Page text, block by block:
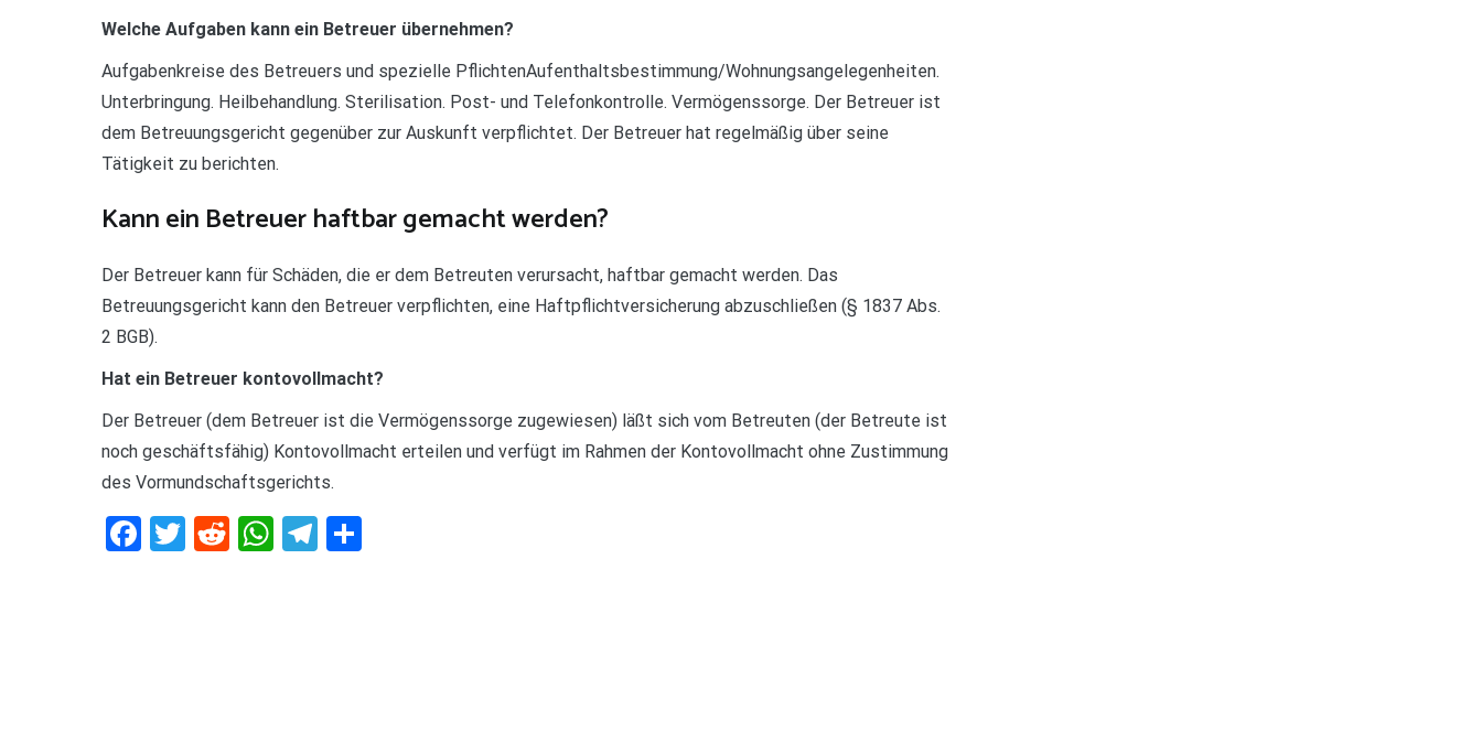
Welche Aufgaben kann ein Betreuer übernehmen?
Aufgabenkreise des Betreuers und spezielle PflichtenAufenthaltsbestimmung/Wohnungsangelegenheiten.
Unterbringung. Heilbehandlung. Sterilisation. Post- und Telefonkontrolle. Vermögenssorge. Der Betreuer ist
dem Betreuungsgericht gegenüber zur Auskunft verpflichtet. Der Betreuer hat regelmäßig über seine
Tätigkeit zu berichten.
Kann ein Betreuer haftbar gemacht werden?
Der Betreuer kann für Schäden, die er dem Betreuten verursacht, haftbar gemacht werden. Das
Betreuungsgericht kann den Betreuer verpflichten, eine Haftpflichtversicherung abzuschließen (§ 1837 Abs.
2 BGB).
Hat ein Betreuer kontovollmacht?
Der Betreuer (dem Betreuer ist die Vermögenssorge zugewiesen) läßt sich vom Betreuten (der Betreute ist
noch geschäftsfähig) Kontovollmacht erteilen und verfügt im Rahmen der Kontovollmacht ohne Zustimmung
des Vormundschaftsgerichts.
Facebook
Twitter
RedditWhatsApp
Telegram